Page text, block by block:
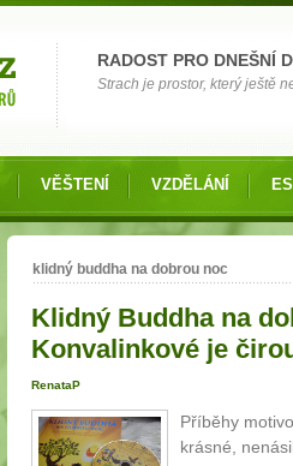
RADOST PRO DNEŠNÍ
Strach je prostor, který ještě
VĚŠTENÍ VZDĚLÁNÍ
Jste zde
klidný buddha na dobrou noc
Klidný Buddha na
Konvalinkové je
RenataP
Příběhy
krásné,